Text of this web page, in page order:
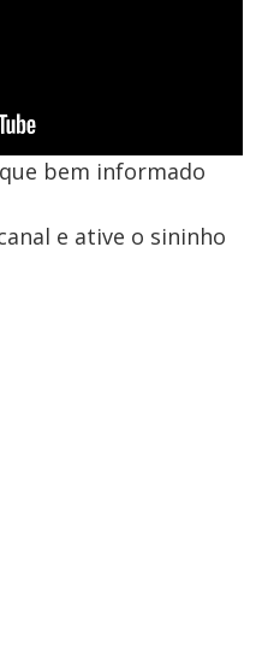
bem informado
e ative o sininho